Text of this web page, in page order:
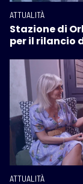
ATTUALITÀ
Stazione di
per il rilancio
ATTUALITÀ